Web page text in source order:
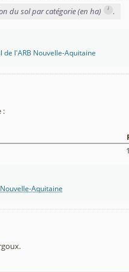
du sol par catégorie (en ha) i .
l'ARB Nouvelle-Aquitaine
:
Aquitaine